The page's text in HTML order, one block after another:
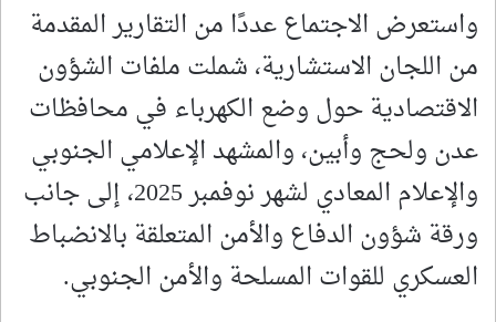
واستعرض الاجتماع عددًا من التقارير المقدمة
من اللجان الاستشارية، شملت ملفات الشؤون
الاقتصادية حول وضع الكهرباء في محافظات
عدن ولحج وأبين، والمشهد الإعلامي الجنوبي
والإعلام المعادي لشهر نوفمبر 2025، إلى جانب
ورقة شؤون الدفاع والأمن المتعلقة بالانضباط
العسكري للقوات المسلحة والأمن الجنوبي.